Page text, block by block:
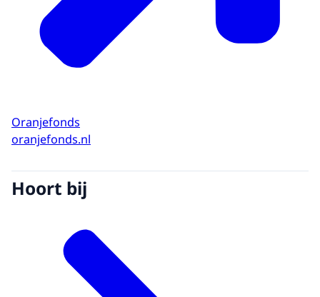
Oranjefonds
oranjefonds.nl
Hoort bij